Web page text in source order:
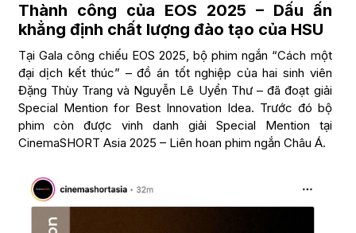
Thành công của EOS 2025 – Dấu ấn
khẳng định chất lượng đào tạo của HSU
Tại Gala công chiếu EOS 2025, bộ phim ngắn “Cách một
đại dịch kết thúc” – đồ án tốt nghiệp của hai sinh viên
Đặng Thùy Trang và Nguyễn Lê Uyển Thư – đã đoạt giải
Special Mention for Best Innovation Idea. Trước đó bộ
phim còn được vinh danh giải Special Mention tại
CinemaSHORT Asia 2025 – Liên hoan phim ngắn Châu Á.